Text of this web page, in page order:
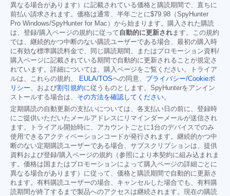
異なる場合があります）に記載されている価格と購読期間で、直ちに
前払い請求されます。価格は通常、半年ごとに$79.98 （SpyHunter
Pro Windows/SpyHunter for Mac）から始まります。購入された購読
は、登録/購入ページの規約に従って 自動的に更新されます。この規約
では、継続的かつ中断のない購読ユーザーである場合、最初の購入時
に有効な標準購読料金で、同じ購読期間、またはプロモーション資料/
購入ページに記載されている期間で自動的に更新されることが規定さ
れています。詳細については、購入ページをご覧ください。トライア
ルは、これらの規約、
EULA/TOSへの同意、 プライバシー/Cookieポ
リシー、および割引規約に従うものとします。SpyHunterをアンイン
ストールする場合は、 その方法を確認してください。
定期購読の自動更新の支払いについては、各支払い日の前に、登録時
にご提供いただいたメールアドレスにリマインダーメールが送信され
ます。トライアル開始時に、アカウントごとに1台のデバイスでのみ
使用できるアクティベーションコードが発行されます。継続的かつ中
断のない定期購読ユーザーである場合、サブスクリプションは、提供
資料および登録/購入ページの規約（参照により本契約に組み込まれま
す。価格は国またはプロモーションによって購入ページの詳細ごとに
異なる場合があります）に従って、価格と購読期間で自動的に更新さ
れます。有料購読ユーザーの場合、キャンセルした場合でも、有料購
読期間が終了するまで製品へのアクセスは継続されます。現在の購読